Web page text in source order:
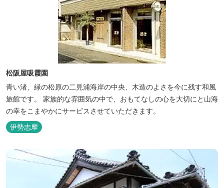
松阪屋吸霞園
青い渚、緑の松原の二見浦海岸の中央、木造のよさを今に残す和風
旅館です。 家族的な雰囲気の中で、おもてなしの心を大切にと山海
の幸をこまやかにサービスさせていただきます。
伊勢志摩